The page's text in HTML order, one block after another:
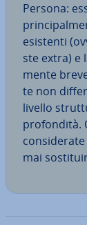
Persona:
esistenti
ste extra) e
men­te
te non
livello
pro­fon­di­tà.
mai